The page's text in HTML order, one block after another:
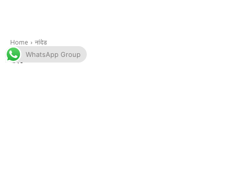
WhatsApp Group